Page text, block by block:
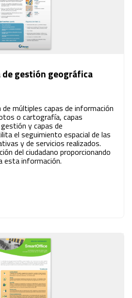
de gestión geográfica
múltiples capas de información
o cartografía, capas
y capas de
el seguimiento espacial de las
y de servicios realizados.
del ciudadano proporcionando
esta información.